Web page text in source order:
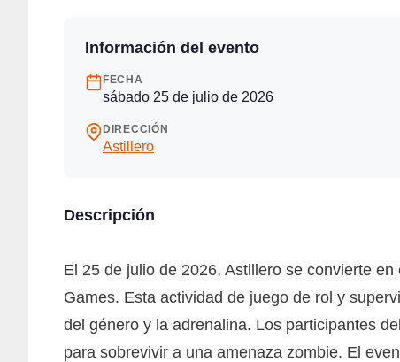
Información del evento
FECHA
sábado 25 de julio de 2026
DIRECCIÓN
Astillero
Descripción
El 25 de julio de 2026, Astillero se convierte
Games. Esta actividad de juego de rol y
del género y la adrenalina. Los participantes
para sobrevivir a una amenaza zombie. El